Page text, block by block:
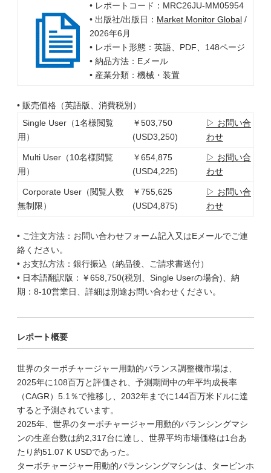
• レポートコード：MRC26JU-MM05954
• 出版社/出版日： Market Monitor Global/
2026年6月
• レポート形態：英語、PDF、148ページ
• 納品方法：Eメール
• 産業分類：機械・装置
• 販売価格（英語版、消費税別）
Single User（1名様閲覧
用）
￥503,750
(USD3,250)
▷ お問い合
わせ
Multi User（10名様閲覧
用）
￥654,875
(USD4,225)
▷ お問い合
わせ
Corporate User（閲覧人数
無制限）
￥755,625
(USD4,875)
▷ お問い合
わせ
• ご注文方法：お問い合わせフォーム記入又はEメールでご連
絡ください。
• お支払方法：銀行振込（納品後、ご請求書送付）
• 日本語翻訳版：￥658,750(税別、Single Userの場合)、納
期：8-10営業日、詳細は別途お問い合わせください。
レポート概要
世界のターボチャージャー用動的バランス調整機市場は、
2025年に108百万と評価され、予測期間中の年平均成長率
（CAGR）5.1％で推移し、2032年までに144百万米ドルに達
すると予測されています。
2025年、世界のターボチャージャー用動的バランシングマシ
ンの生産台数は約2,317台に達し、世界平均市場価格は1台あ
たり約51.07 K USDであった。
ターボチャージャー用動的バランシングマシンは、タービンホ